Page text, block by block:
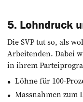
5. Lohndruck
Die SVP tut so, als
Arbeitenden. Dabei
in ihrem
Löhne für 100-
Massnahmen zum